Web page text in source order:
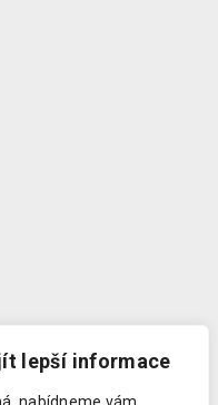
lepší informace